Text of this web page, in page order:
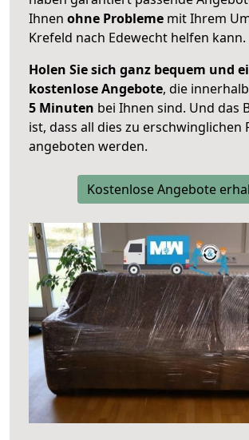
Ihnen ohne Probleme mit Ihrem
Krefeld nach Edewecht helfen kann.
Holen Sie sich ganz bequem und
kostenlose Angebote, die
5 Minuten bei Ihnen sind. Und das
ist, dass all dies zu erschwinglichen
angeboten werden.
Kostenlose Angebote